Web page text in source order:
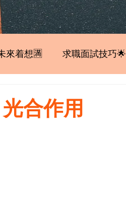
來着想🈵 求職面試技巧🌟
合作用